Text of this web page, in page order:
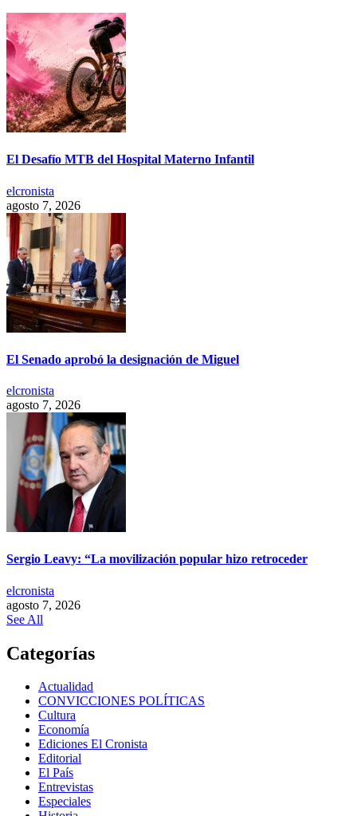
El Desafío MTB del Hospital Materno Infantil
elcronista
agosto 7, 2026
El Senado aprobó la designación de Miguel
elcronista
agosto 7, 2026
Sergio Leavy: “La movilización popular hizo retroceder
elcronista
agosto 7, 2026
See All
Categorías
Actualidad
CONVICCIONES POLÍTICAS
Cultura
Economía
Ediciones El Cronista
Editorial
El País
Entrevistas
Especiales